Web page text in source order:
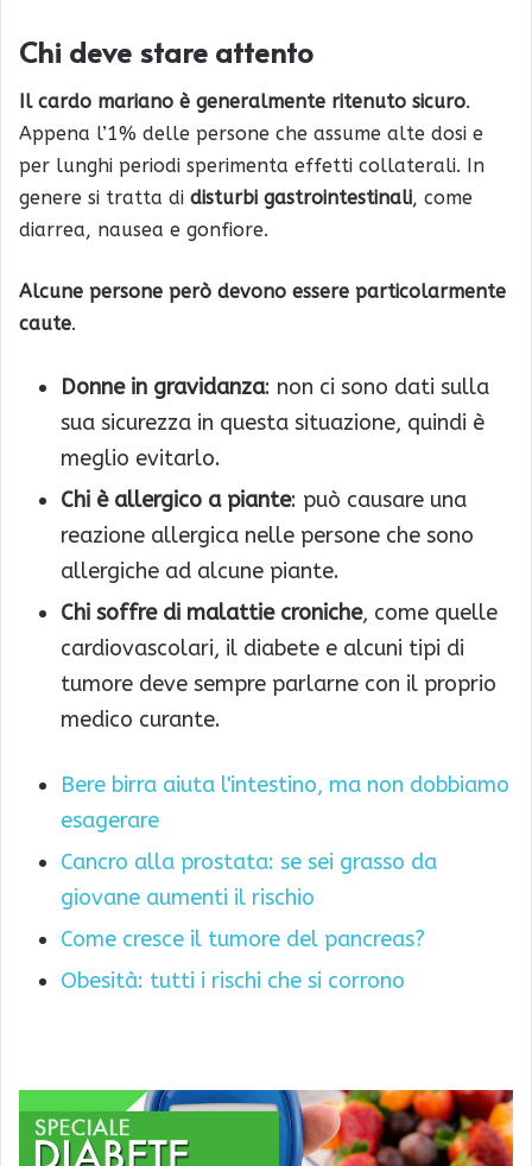
Chi deve stare attento
Il cardo mariano è generalmente ritenuto sicuro.
Appena l’1% delle persone che assume alte dosi e
per lunghi periodi sperimenta effetti collaterali. In
genere si tratta di disturbi gastrointestinali, come
diarrea, nausea e gonfiore.
Alcune persone però devono essere particolarmente
caute.
Donne in gravidanza: non ci sono dati sulla
sua sicurezza in questa situazione, quindi è
meglio evitarlo.
Chi è allergico a piante: può causare una
reazione allergica nelle persone che sono
allergiche ad alcune piante.
Chi soffre di malattie croniche, come quelle
cardiovascolari, il diabete e alcuni tipi di
tumore deve sempre parlarne con il proprio
medico curante.
Bere birra aiuta l'intestino, ma non dobbiamo
esagerare
Cancro alla prostata: se sei grasso da
giovane aumenti il rischio
Come cresce il tumore del pancreas?
Obesità: tutti i rischi che si corrono